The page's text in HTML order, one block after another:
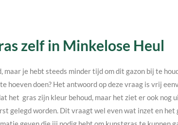
zelf in Minkelose Heul
maar je hebt steeds minder tijd om dit gazon bij te
hoeven doen? Het antwoord op deze vraag is vrij
het gras zijn kleur behoud, maar het ziet er ook
gelegd worden. Dit vraagt wel even wat inzet en